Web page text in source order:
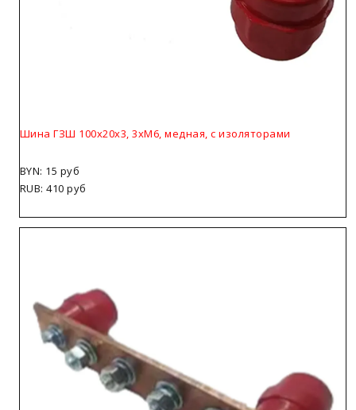
Шина ГЗШ 100х20х3, 3хМ6, медная, с изоляторами
BYN: 15 руб
RUB: 410 руб